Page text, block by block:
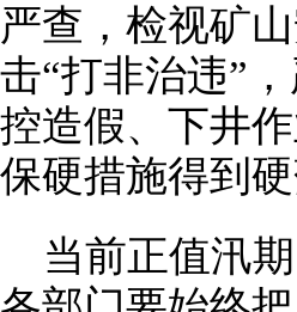
严查，检视矿
击“打非治违”
控造假、下井
保硬措施得到硬
当前正值汛